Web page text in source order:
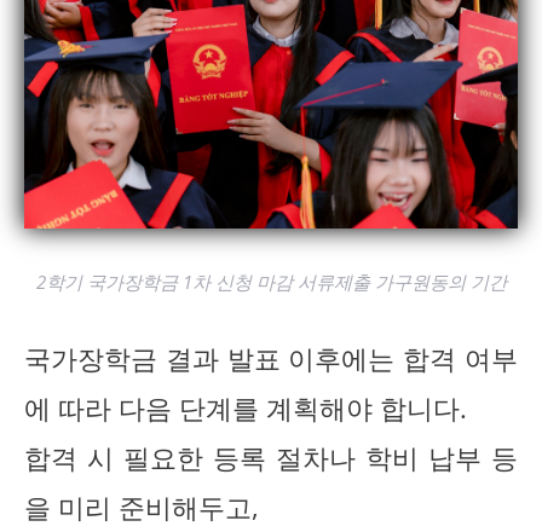
2학기 국가장학금 1차 신청 마감 서류제출 가구원동의 기간
국가장학금 결과 발표 이후에는 합격 여부
에 따라 다음 단계를 계획해야 합니다.
합격 시 필요한 등록 절차나 학비 납부 등
을 미리 준비해두고,